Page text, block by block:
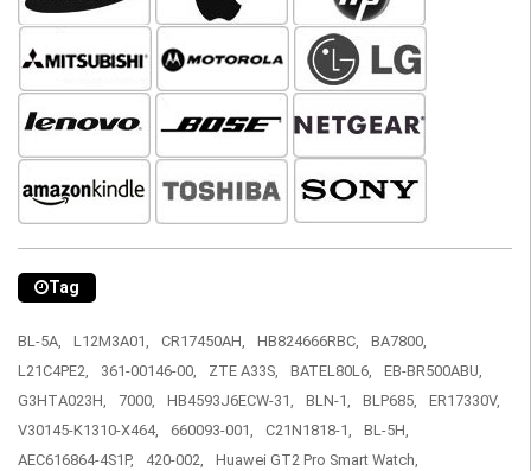
Tag
BL-5A, L12M3A01, CR17450AH, HB824666RBC,
BA7800,
L21C4PE2,
361-00146-00, ZTE A33S, BATEL80L6,
EB-BR500ABU,
G3HTA023H,
7000, HB4593J6ECW-31, BLN-1, BLP685,
ER17330V,
V30145-K1310-X464,
660093-001, C21N1818-1,
BL-5H,
AEC616864-4S1P,
420-002,
Huawei GT2 Pro Smart Watch,